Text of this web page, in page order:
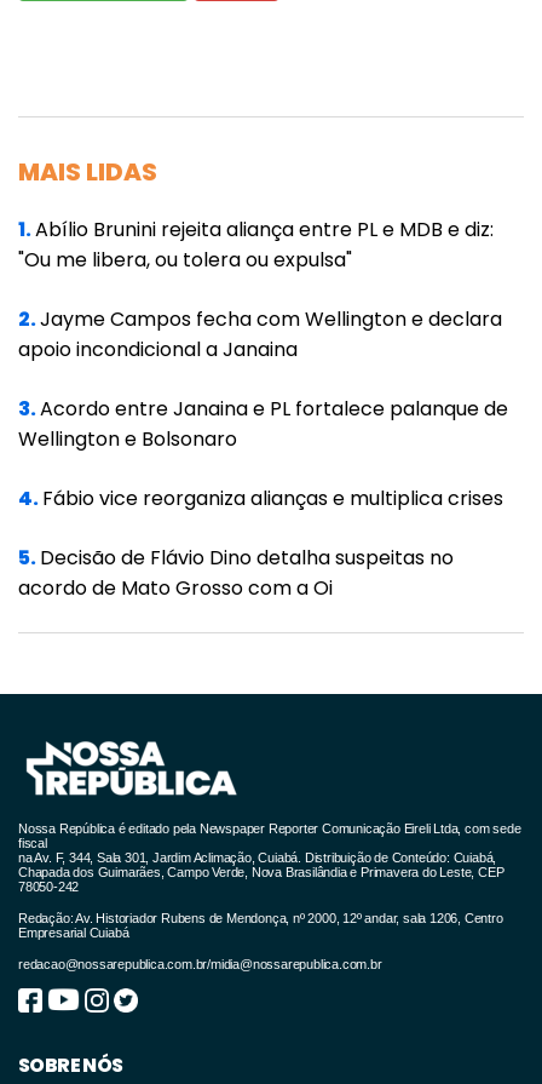
MAIS LIDAS
1.Abílio Brunini rejeita aliança entre PL e MDB e diz:
"Ou me libera, ou tolera ou expulsa"
2.Jayme Campos fecha com Wellington e declara
apoio incondicional a Janaina
3.Acordo entre Janaina e PL fortalece palanque de
Wellington e Bolsonaro
4.Fábio vice reorganiza alianças e multiplica crises
5.Decisão de Flávio Dino detalha suspeitas no
acordo de Mato Grosso com a Oi
Nossa República é editado pela Newspaper Reporter Comunicação Eireli Ltda, com sede
fiscal
na Av. F, 344, Sala 301, Jardim Aclimação, Cuiabá. Distribuição de Conteúdo: Cuiabá,
Chapada dos Guimarães, Campo Verde, Nova Brasilândia e Primavera do Leste, CEP
78050-242
Redação: Av. Historiador Rubens de Mendonça, nº 2000, 12º andar, sala 1206, Centro
Empresarial Cuiabá
redacao@nossarepublica.com.br/midia@nossarepublica.com.br
SOBRE NÓS